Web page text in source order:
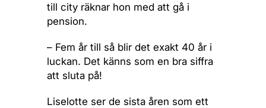
till city räknar hon med att gå i
pension.
– Fem år till så blir det exakt 40 år i
luckan. Det känns som en bra siffra
att sluta på!
Liselotte ser de sista åren som ett